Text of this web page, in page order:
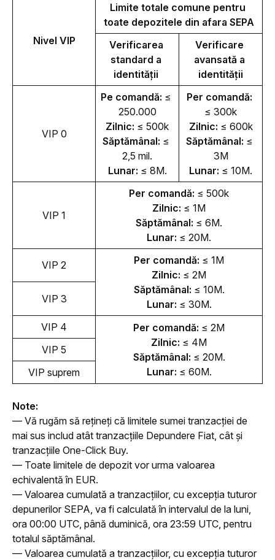
Nivel VIP
Limite totale comune pentru
toate depozitele din afara SEPA
Verificarea
standard a
identității
Verificare
avansată a
identității
VIP 0
Pe comandă: ≤
250.000
Zilnic: ≤ 500k
Săptămânal: ≤
2,5 mil.
Lunar: ≤ 8M.
Per comandă:
≤ 300k
Zilnic: ≤ 600k
Săptămânal: ≤
3M
Lunar: ≤ 10M.
VIP 1
Per comandă: ≤ 500k
Zilnic: ≤ 1M
Săptămânal: ≤ 6M.
Lunar: ≤ 20M.
VIP 2 Per comandă: ≤ 1M
Zilnic: ≤ 2M
Săptămânal: ≤ 10M.
Lunar: ≤ 30M.
VIP 3
VIP 4 Per comandă: ≤ 2M
Zilnic: ≤ 4M
Săptămânal: ≤ 20M.
Lunar: ≤ 60M.
VIP 5
VIP suprem
Note:
— Vă rugăm să rețineți că limitele sumei tranzacției de
mai sus includ atât tranzacțiile Depundere Fiat, cât și
tranzacțiile One-Click Buy.
— Toate limitele de depozit vor urma valoarea
echivalentă în EUR.
— Valoarea cumulată a tranzacțiilor, cu excepția tuturor
depunerilor SEPA, va fi calculată în intervalul de la luni,
ora 00:00 UTC, până duminică, ora 23:59 UTC, pentru
totalul săptămânal.
— Valoarea cumulată a tranzacțiilor, cu excepția tuturor